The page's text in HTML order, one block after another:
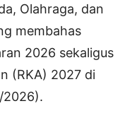
Olahraga, dan
membahas
2026 sekaligus
(RKA) 2027 di
2026).